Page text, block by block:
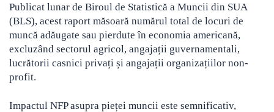
FINTECH
Artificial Intelligence
Digital Trends
Crypto
GREEN FINANCE
ESG Investments
Renewable Energy
Sustainability
Publicat lunar de Biroul de Statistică a Muncii din SUA
(BLS), acest raport măsoară numărul total de locuri de
muncă adăugate sau pierdute în economia americană,
excluzând sectorul agricol, angajații guvernamentali,
lucrătorii casnici privați și angajații organizațiilor non-
profit.
Impactul NFP asupra pieței muncii este semnificativ,